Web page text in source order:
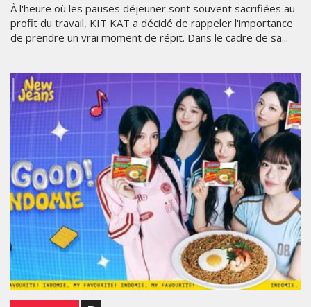
À l'heure où les pauses déjeuner sont souvent sacrifiées au
profit du travail, KIT KAT a décidé de rappeler l'importance
de prendre un vrai moment de répit. Dans le cadre de sa...